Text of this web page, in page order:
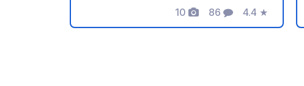
d'eau potable, d'une prise électrique
16 ampères et de la télévision par
10
Photos
86
Commentaires
4.4
Note
★